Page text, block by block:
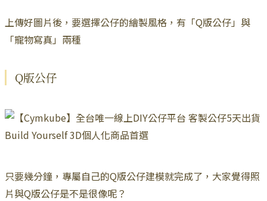
上傳好圖片後，要選擇公仔的繪製風格，有「Q版公仔」與
「寵物寫真」兩種
Q版公仔
只要幾分鐘，專屬自己的Q版公仔建模就完成了，大家覺得照
片與Q版公仔是不是很像呢？